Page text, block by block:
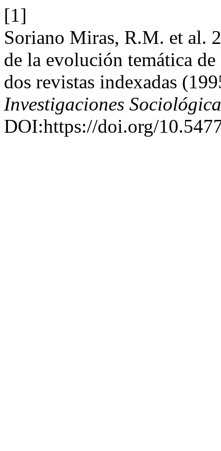
[1]
Soriano Miras, R.M. et al.
de la evolución temática
dos revistas indexadas
Investigaciones
DOI:https://doi.org/